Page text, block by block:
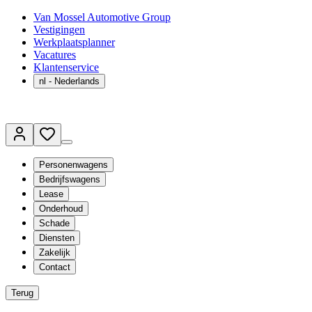
Van Mossel Automotive Group
Vestigingen
Werkplaatsplanner
Vacatures
Klantenservice
nl - Nederlands
Personenwagens
Bedrijfswagens
Lease
Onderhoud
Schade
Diensten
Zakelijk
Contact
Terug